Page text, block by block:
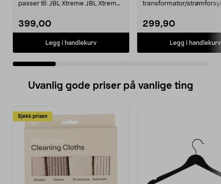
passer til: JBL Xtreme JBL Xtreme
399,00
Legg i handlekurv
transformator/
299,90
Legg i handlekurv
Uvanlig gode priser på vanlige ting
Sjekk prisen